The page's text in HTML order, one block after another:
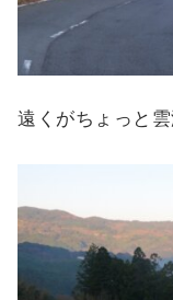
遠くがちょっと